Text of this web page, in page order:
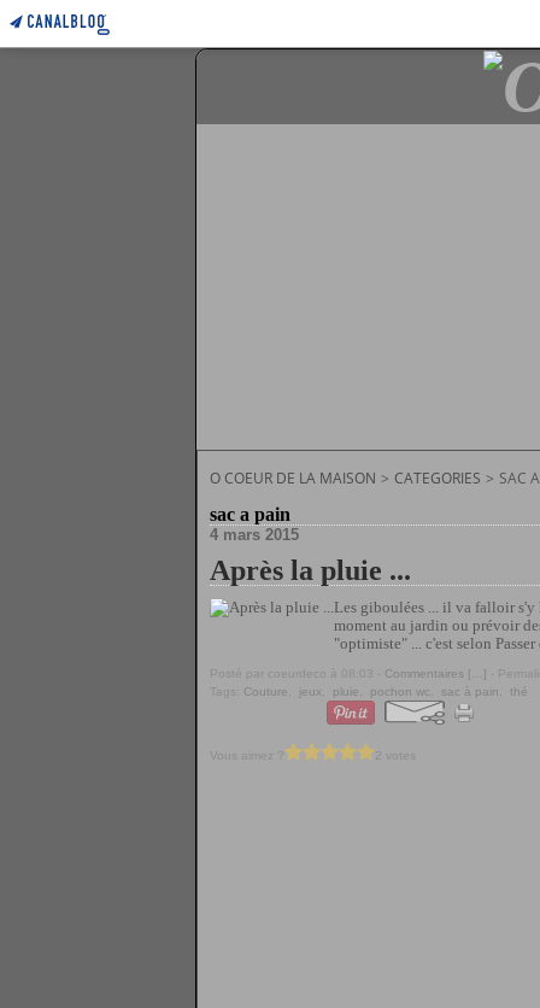
O COEUR DE LA MAISON > CATEGORIES > SAC
sac a pain
4 mars 2015
Après la pluie ...
Les giboulées ... il va falloir s'y
moment au jardin ou prévoir
"optimiste" ... c'est selon Passer
Posté par coeurdeco à 08:03 - Commentaires [ ] -
Tags: Couture jeux pluie pochon wc sac à pain thé
Vous aimez ? 2 votes